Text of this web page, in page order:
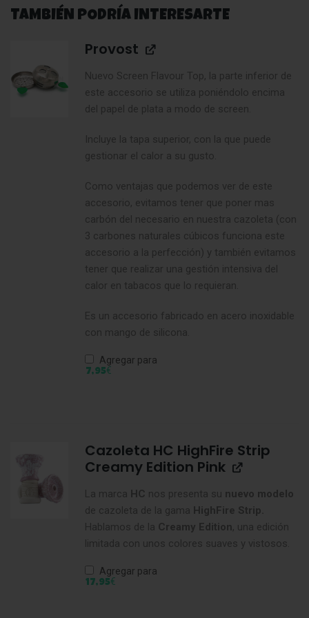
TAMBIÉN PODRÍA INTERESARTE
Provost
Nuevo Screen Flavour Top, la parte inferior de
este accesorio se utiliza poniéndolo encima
del papel de plata a modo de screen.
Incluye la tapa superior, con la que puede
gestionar el calor a su gusto.
Como ventajas que podemos ver de este
accesorio, evitamos tener que poner mas
carbón del necesario en nuestra cazoleta (con
3 carbones naturales cúbicos funciona este
accesorio a la perfección) y también evitamos
tener que realizar una gestión intensiva del
calor en tabacos que lo requieran.
Es un accesorio fabricado en acero inoxidable
con mango de silicona.
Agregar para
7,95€
Cazoleta HC HighFire Strip
Creamy Edition Pink
La marca HC nos presenta su nuevo modelo
de cazoleta de la gama HighFire Strip.
Hablamos de la Creamy Edition, una edición
limitada con unos colores suaves y vistosos.
Agregar para
17,95€